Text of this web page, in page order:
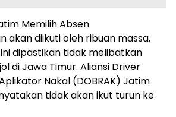
Memilih Absen
akan diikuti oleh ribuan massa,
dipastikan tidak melibatkan
di Jawa Timur. Aliansi Driver
Nakal (DOBRAK) Jatim
tidak akan ikut turun ke